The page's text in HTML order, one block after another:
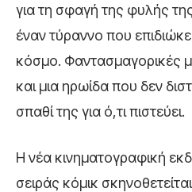
για τη σφαγή της φυλής
έναν τύραννο που
κόσμο. Φαντασμαγορικές
και μια ηρωίδα που δεν
σπαθί της για ό,τι πιστεύει.
Η νέα κινηματογραφική
σειράς κόμικ